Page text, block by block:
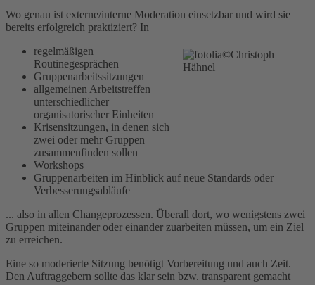
Wo genau ist externe/interne Moderation einsetzbar und wird sie
bereits erfolgreich praktiziert? In
regelmäßigen
Routinegesprächen
Gruppenarbeitssitzungen
allgemeinen Arbeitstreffen
unterschiedlicher
organisatorischer Einheiten
Krisensitzungen, in denen sich
zwei oder mehr Gruppen
zusammenfinden sollen
Workshops
Gruppenarbeiten im Hinblick auf neue Standards oder
Verbesserungsabläufe
... also in allen Changeprozessen. Überall dort, wo wenigstens zwei
Gruppen miteinander oder einander zuarbeiten müssen, um ein Ziel
zu erreichen.
Eine so moderierte Sitzung benötigt Vorbereitung und auch Zeit.
Den Auftraggebern sollte das klar sein bzw. transparent gemacht